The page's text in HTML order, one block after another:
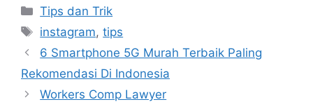
Kategori
Tips dan Trik
Tag
instagram,tips
6 Smartphone 5G Murah Terbaik Paling
Rekomendasi Di Indonesia
Workers Comp Lawyer